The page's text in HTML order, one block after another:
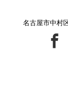
名古屋市中村